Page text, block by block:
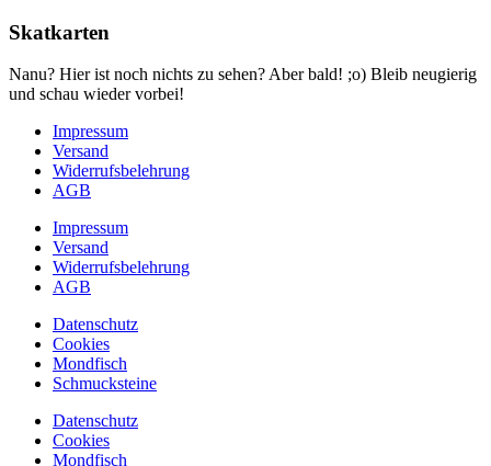
Skatkarten
Nanu? Hier ist noch nichts zu sehen? Aber bald! ;o) Bleib neugierig
und schau wieder vorbei!
Impressum
Versand
Widerrufsbelehrung
AGB
Impressum
Versand
Widerrufsbelehrung
AGB
Datenschutz
Cookies
Mondfisch
Schmucksteine
Datenschutz
Cookies
Mondfisch